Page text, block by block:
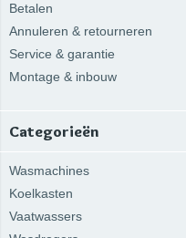
Betalen
Annuleren & retourneren
Service & garantie
Montage & inbouw
Categorieën
Wasmachines
Koelkasten
Vaatwassers